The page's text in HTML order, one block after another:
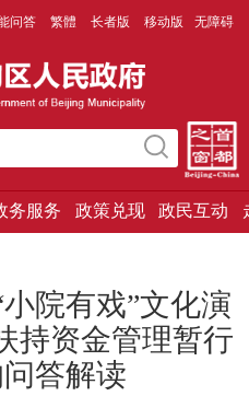
问答 繁體 长者版 移动版 无障碍
务服务 政策兑现 政民互动
院有戏”文化演
持资金管理暂行
答解读